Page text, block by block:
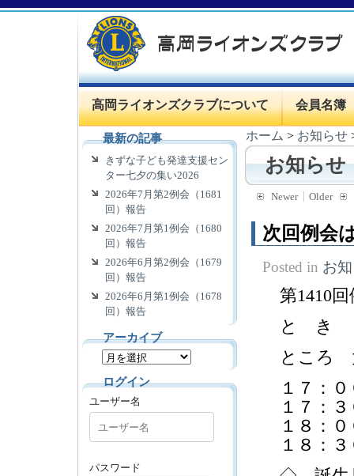
高岡ライオンズクラブについて 会員名簿
ホーム > お知らせ
お知らせ
Newer Older
次回例会
Posted in お
第1410
と き
ところ
１７：
１７：
１８：
１８：
最新の記事
きずな子ども発達支援セン
ター七夕の集い2026
2026年7月第2例会（1681
回）報告
2026年7月第1例会（1680
回）報告
2026年6月第2例会（1679
回）報告
2026年6月第1例会（1678
回）報告
アーカイブ
ログイン
ユーザー名
パスワード